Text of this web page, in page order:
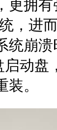
更拥
，进
统崩
动盘
。